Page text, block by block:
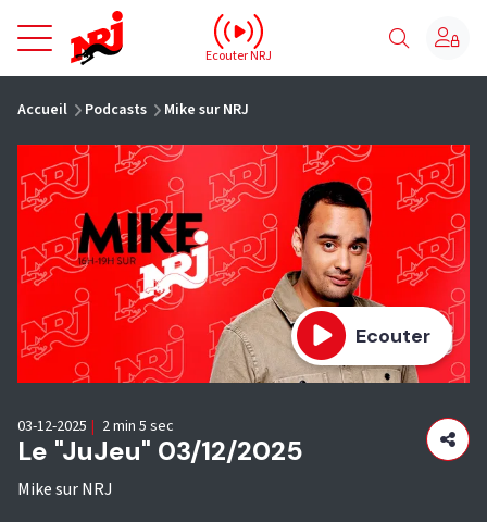
NRJ - Accueil
Ecouter NRJ
Accueil Podcasts Mike sur NRJ
Ecouter
Le "JuJeu" 03/12/2025
Mike sur NRJ
03-12-2025 | 2 min 5 sec